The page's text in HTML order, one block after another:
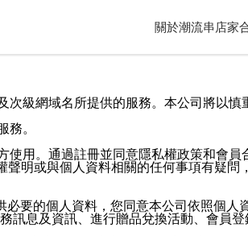
關於潮流串 店家
級網域名所提供的服務。本公司將以
務。
用。通過註冊並同意隱私權政策和會員
明或與個人資料相關的任何事項有疑問
要的個人資料，您同意本公司依照個人
訊息及資訊、進行贈品兌換活動、會員